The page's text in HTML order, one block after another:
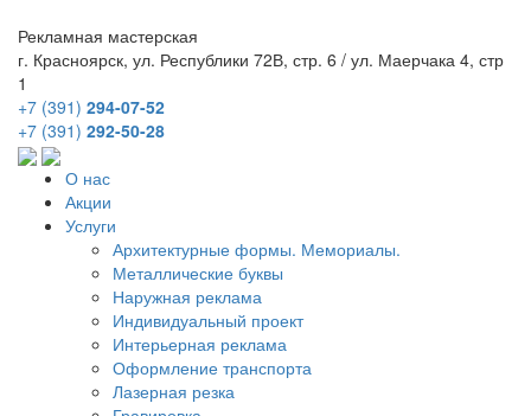
Рекламная мастерская
г. Красноярск, ул. Республики 72В, стр. 6 / ул. Маерчака 4, стр
1
+7 (391) 294-07-52
+7 (391) 292-50-28
О нас
Акции
Услуги
Архитектурные формы. Мемориалы.
Металлические буквы
Наружная реклама
Индивидуальный проект
Интерьерная реклама
Оформление транспорта
Лазерная резка